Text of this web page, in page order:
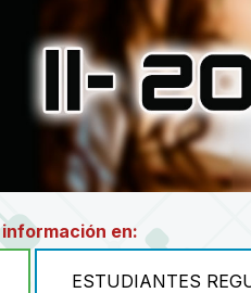
en:
ESTUDIANTES